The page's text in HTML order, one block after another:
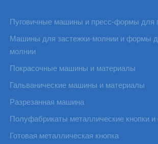
Пуговичные машины и пресс-формы для
Машины для застежки-молнии и формы
молнии
Покрасочные машины и материалы
Гальванические машины и материалы
Разрезанная машина
Полуфабрикаты металлические кнопки
Готовая металлическая кнопка